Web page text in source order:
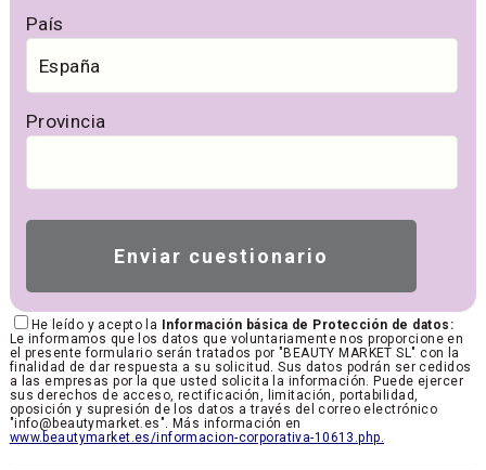
País
Provincia
He leído y acepto la Información básica de Protección de datos:
Le informamos que los datos que voluntariamente nos proporcione en
el presente formulario serán tratados por "BEAUTY MARKET SL" con la
finalidad de dar respuesta a su solicitud. Sus datos podrán ser cedidos
a las empresas por la que usted solicita la información. Puede ejercer
sus derechos de acceso, rectificación, limitación, portabilidad,
oposición y supresión de los datos a través del correo electrónico
"info@beautymarket.es". Más información en
www.beautymarket.es/informacion-corporativa-10613.php.